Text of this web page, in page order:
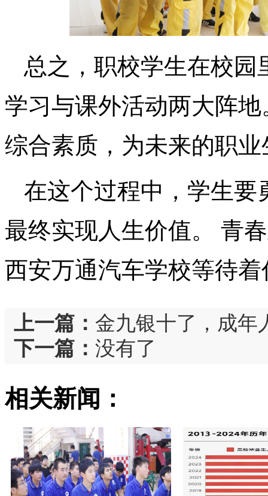
总之，职校学生在校园
学习与课外活动两大阵
综合素质，为未来的职
在这个过程中，学生要
最终实现人生价值。 青
西安万通汽车学校等待
上一篇： 金九银十了，成年
下一篇： 没有了
相关新闻：